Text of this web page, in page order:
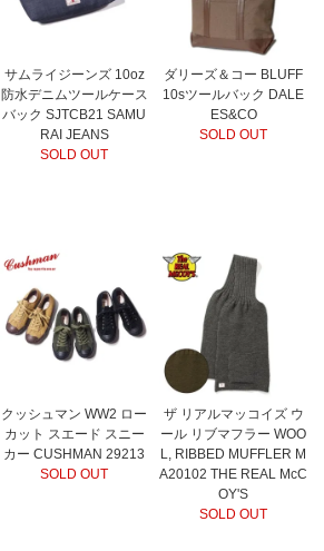
サムライジーンズ 10oz
防水デニムツールケース
バック SJTCB21 SAMU
RAI JEANS
SOLD OUT
ダリーズ＆コー BLUFF
10sツールバック DALE
ES&CO
SOLD OUT
クッシュマン WW2 ロー
カット スエード スニー
カー CUSHMAN 29213
SOLD OUT
ザ リアルマッコイズ ウ
ール リブマフラー WOO
L, RIBBED MUFFLER M
A20102 THE REAL McC
OY'S
SOLD OUT